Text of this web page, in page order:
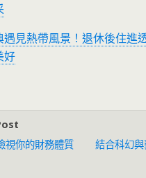
遇見熱帶風景！退休後住進
好
視你的財務體質
結合科幻